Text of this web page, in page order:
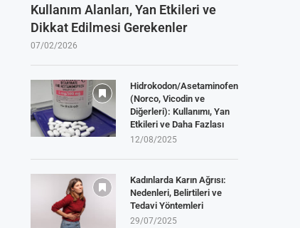
Kullanım Alanları, Yan Etkileri ve
Dikkat Edilmesi Gerekenler
07/02/2026
Hidrokodon/Asetaminofen
(Norco, Vicodin ve
Diğerleri): Kullanımı, Yan
Etkileri ve Daha Fazlası
12/08/2025
Kadınlarda Karın Ağrısı:
Nedenleri, Belirtileri ve
Tedavi Yöntemleri
29/07/2025